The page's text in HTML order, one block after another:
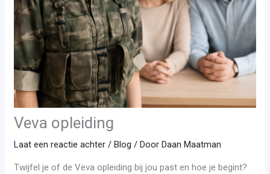
Veva opleiding
Laat een reactie achter / Blog / Door Daan Maatman
Twijfel je of de Veva opleiding bij jou past en hoe je begint?